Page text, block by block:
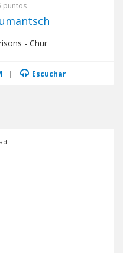
puntos
- Chur
| Escuchar